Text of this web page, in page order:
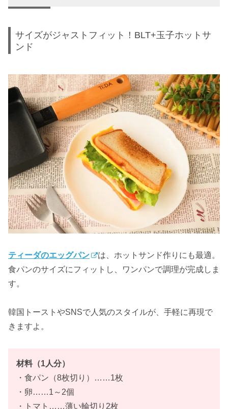
サイズがジャストフィット！BLT+玉子ホットサ
ンド
ティーダのエッグパン
は、ホットサンド作りにも最適。
食パンのサイズにフィットし、ワンパンで調理が完成しま
す。
韓国トーストやSNSで人気のスタイルが、手軽に再現で
きますよ。
材料（1人分）
・食パン（8枚切り）……1枚
・卵……1～2個
・トマト……薄い輪切り2枚